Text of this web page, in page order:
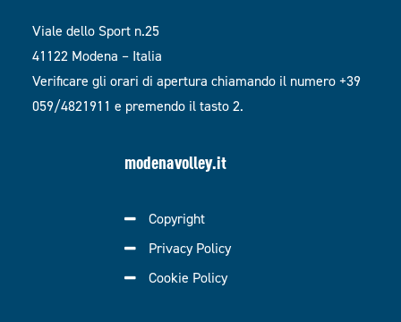
Viale dello Sport n.25
41122 Modena – Italia
Verificare gli orari di apertura chiamando il numero +39
059/4821911 e premendo il tasto 2.
modenavolley.it
Copyright
Privacy Policy
Cookie Policy